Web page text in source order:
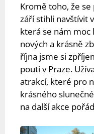
Kromě toho, že
září stihli navštívit
která se nám moc
nových a krásně
října jsme si
pouti v Praze.
atrakcí, které pro
krásného
na další akce